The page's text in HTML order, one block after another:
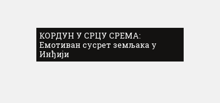
КОРДУН У СРЦУ СРЕМА:
Емотиван сусрет земљака у
Инђији